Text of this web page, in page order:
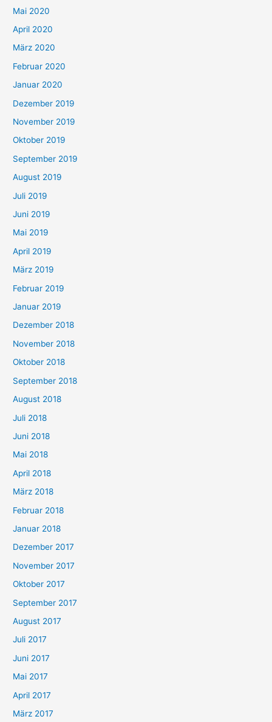
Mai 2020
April 2020
März 2020
Februar 2020
Januar 2020
Dezember 2019
November 2019
Oktober 2019
September 2019
August 2019
Juli 2019
Juni 2019
Mai 2019
April 2019
März 2019
Februar 2019
Januar 2019
Dezember 2018
November 2018
Oktober 2018
September 2018
August 2018
Juli 2018
Juni 2018
Mai 2018
April 2018
März 2018
Februar 2018
Januar 2018
Dezember 2017
November 2017
Oktober 2017
September 2017
August 2017
Juli 2017
Juni 2017
Mai 2017
April 2017
März 2017